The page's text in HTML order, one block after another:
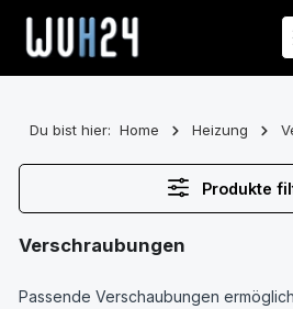
Zum Hauptinhalt springen
Du bist hier: Home Heizung
Produkte
Verschraubungen
Passende Verschaubungen